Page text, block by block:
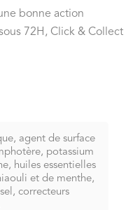
bonne action
72H, Click & Collect
agent de surface
potassium
huiles essentielles
et de menthe,
correcteurs